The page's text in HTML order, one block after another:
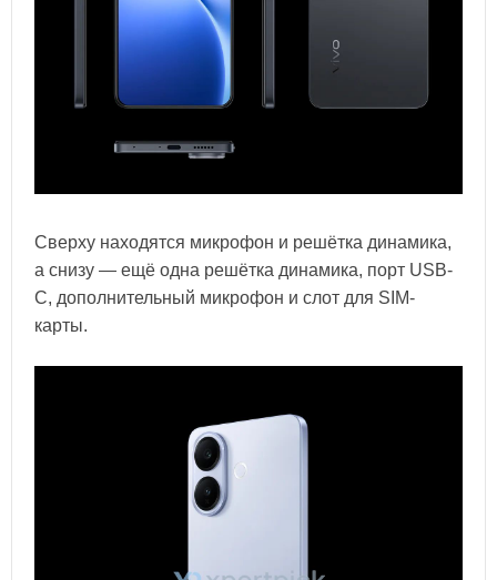
Сверху находятся микрофон и решётка динамика,
а снизу — ещё одна решётка динамика, порт USB-
C, дополнительный микрофон и слот для SIM-
карты.